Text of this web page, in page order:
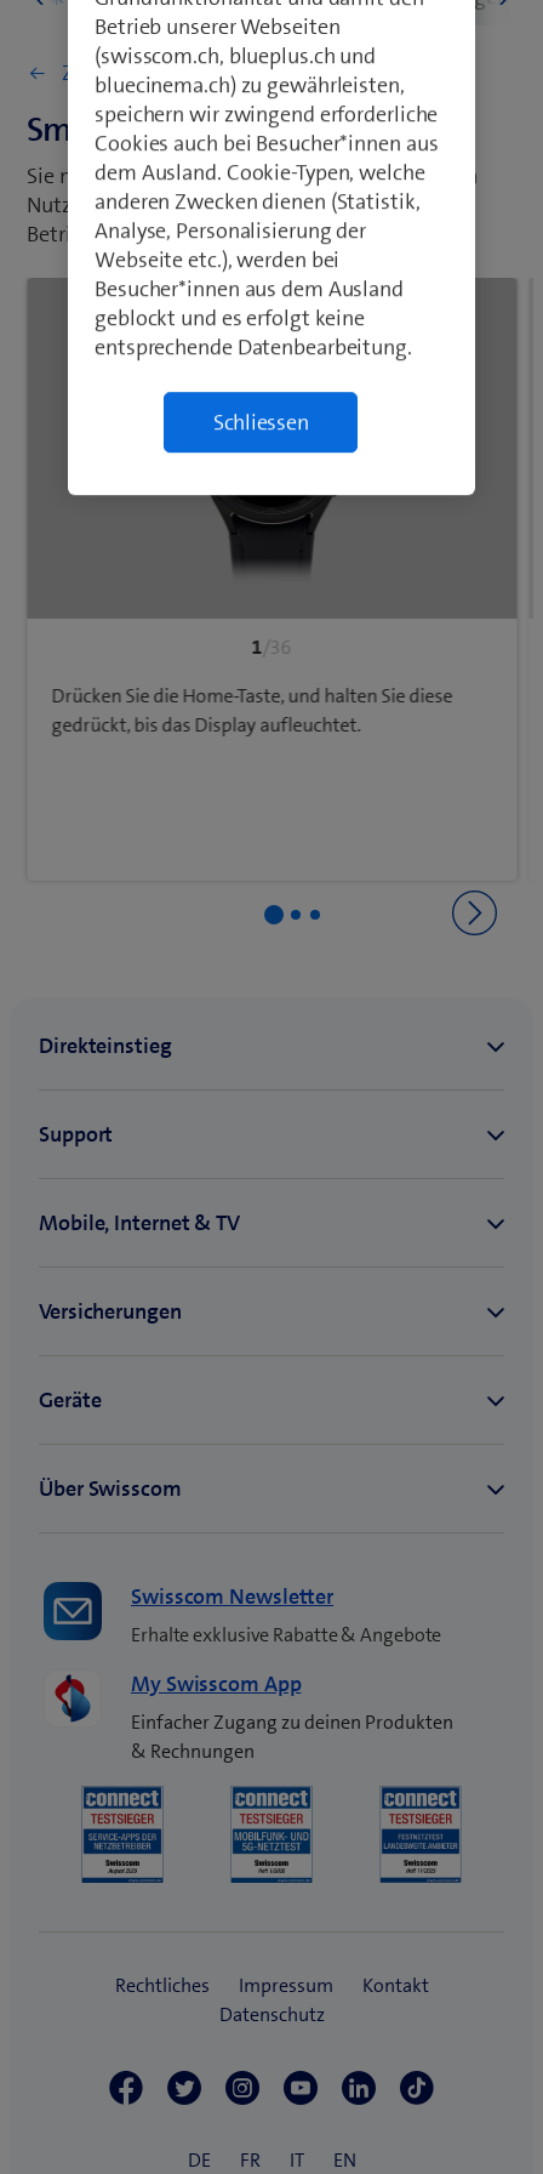
Zurück zu Gerät einrichten
Smartwatch aktivieren
Sie müssen Ihre Smartwatch vor der erstmaligen
Nutzung und nach der Wiederherstellung der
Betriebseinstellungen aktivieren.
1 /36
Drücken Sie die Home-Taste, und halten Sie diese
gedrückt, bis das Display aufleuchtet.
Swisscom Newsletter
Erhalte exklusive Rabatte & Angebote
My Swisscom App
Einfacher Zugang zu deinen Produkten
& Rechnungen
Betrieb unserer Webseiten
(swisscom.ch, blueplus.ch und
bluecinema.ch) zu gewährleisten,
speichern wir zwingend erforderliche
Cookies auch bei Besucher*innen aus
dem Ausland. Cookie-Typen, welche
anderen Zwecken dienen (Statistik,
Analyse, Personalisierung der
Webseite etc.), werden bei
Besucher*innen aus dem Ausland
geblockt und es erfolgt keine
entsprechende Datenbearbeitung.
Schliessen